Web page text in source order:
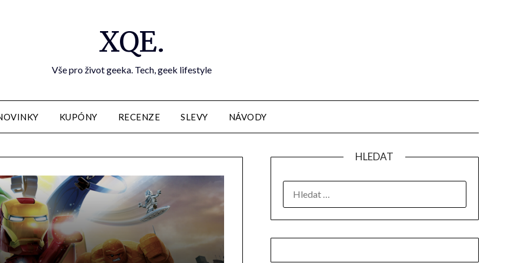
XQE.
Vše pro život geeka. Tech, geek lifestyle
KUPÓNY RECENZE SLEVY NÁVODY
HLEDAT